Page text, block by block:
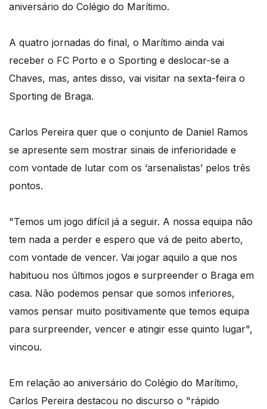
aniversário do Colégio do Marítimo.
A quatro jornadas do final, o Marítimo ainda vai
receber o FC Porto e o Sporting e deslocar-se a
Chaves, mas, antes disso, vai visitar na sexta-feira o
Sporting de Braga.
Carlos Pereira quer que o conjunto de Daniel Ramos
se apresente sem mostrar sinais de inferioridade e
com vontade de lutar com os ‘arsenalistas’ pelos três
pontos.
"Temos um jogo difícil já a seguir. A nossa equipa não
tem nada a perder e espero que vá de peito aberto,
com vontade de vencer. Vai jogar aquilo a que nos
habituou nos últimos jogos e surpreender o Braga em
casa. Não podemos pensar que somos inferiores,
vamos pensar muito positivamente que temos equipa
para surpreender, vencer e atingir esse quinto lugar",
vincou.
Em relação ao aniversário do Colégio do Marítimo,
Carlos Pereira destacou no discurso o "rápido